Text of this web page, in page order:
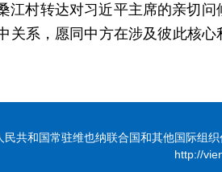
江村转达对习近平主席的亲切
关系，愿同中方在涉及彼此核
民共和国常驻维也纳联合国和其他国际组
http://